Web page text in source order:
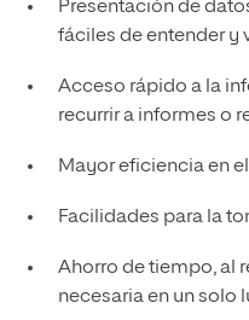
Presentación de
fáciles de entender y
Acceso rápido a la
recurrir a informes o
Mayor eficiencia en
Facilidades para la
Ahorro de tiempo, al
necesaria en un solo